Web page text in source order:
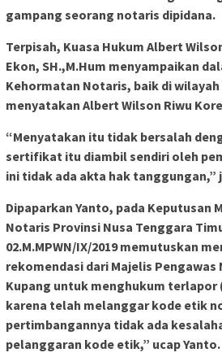
gampang seorang notaris dipidana.
Terpisah, Kuasa Hukum Albert
Ekon, SH.,M.Hum menyampaikan
Kehormatan Notaris, baik di
menyatakan Albert Wilson Riwu
“Menyatakan itu tidak bersalah
sertifikat itu diambil sendiri oleh
ini tidak ada akta hak tanggungan,”
Dipaparkan Yanto, pada Keputusan
Notaris Provinsi Nusa Tenggara
02.M.MPWN/IX/2019 memutuskan
rekomendasi dari Majelis Pengawas
Kupang untuk menghukum terlapor
karena telah melanggar kode etik
pertimbangannya tidak ada
pelanggaran kode etik,” ucap Yanto.